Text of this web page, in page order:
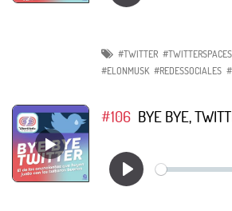
#TWITTER #TWITTERSPACES
#ELONMUSK #REDESSOCIALES
#106 BYE BYE,